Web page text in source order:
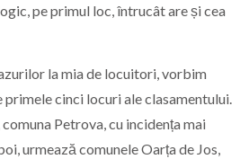
pe primul loc, întrucât are și cea
la mia de locuitori, vorbim
primele cinci locuri ale clasamentului.
Petrova, cu incidența mai
urmează comunele Oarța de Jos,